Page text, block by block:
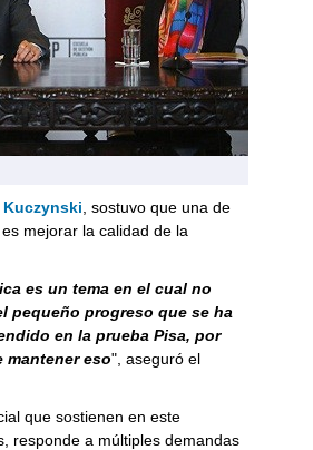
Kuczynski , sostuvo que una de
mejorar la calidad de la
es un tema en el cual no
pequeño progreso que se ha
en la prueba Pisa, por
mantener eso", aseguró el
que sostienen en este
responde a múltiples demandas